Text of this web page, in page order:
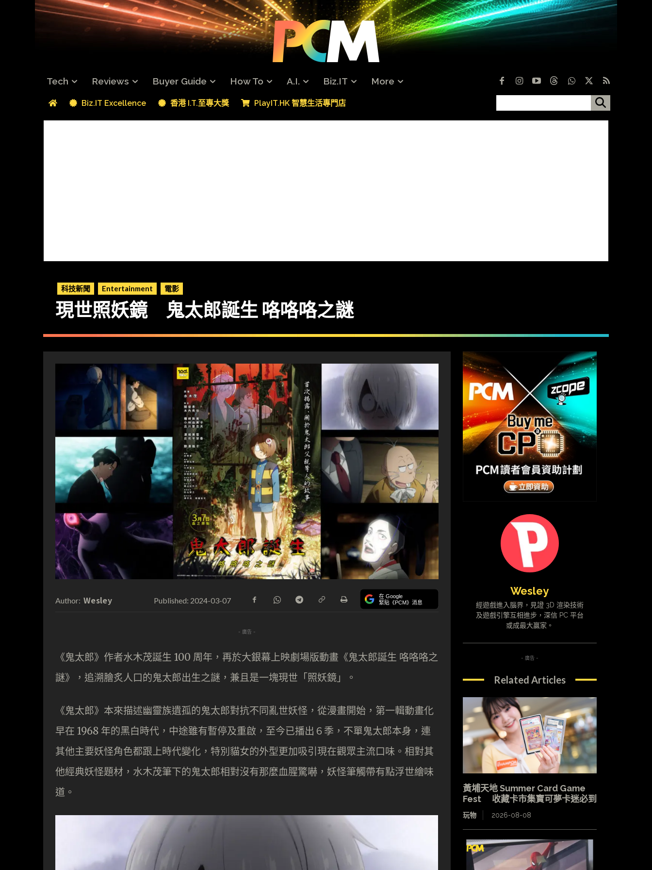
Tech Reviews Buyer Guide How To A.I. Biz.IT More
Biz.IT Excellence 香港 I.T.至專大獎 PlayIT.HK 智慧生活專門店
科技新聞 Entertainment 電影
現世照妖鏡 鬼太郎誕生 咯咯咯之謎
Author: Wesley Published: 2024-03-07 在 Google
緊貼《PCM》消息
- 廣告 -
《鬼太郎》作者水木茂誕生 100 周年，再於大銀幕上映劇場版動畫《鬼太郎誕生 咯咯咯之
謎》，追溯膾炙人口的鬼太郎出生之謎，兼且是一塊現世「照妖鏡」。
《鬼太郎》本來描述幽靈族遺孤的鬼太郎對抗不同亂世妖怪，從漫畫開始，第一輯動畫化
早在 1968 年的黑白時代，中途雖有暫停及重啟，至今已播出６季，不單鬼太郎本身，連
其他主要妖怪角色都跟上時代變化，特別貓女的外型更加吸引現在觀眾主流口味。相對其
他經典妖怪題材，水木茂筆下的鬼太郎相對沒有那麼血腥驚嚇，妖怪筆觸帶有點浮世繪味
道。
Wesley
經遊戲進入腦界，見證 3D 渲染技術
及遊戲引擎互相進步，深信 PC 平台
或成最大贏家。
- 廣告 -
Related Articles
黃埔天地 Summer Card Game
Fest 收藏卡市集寶可夢卡迷必到
玩物 2026-08-08